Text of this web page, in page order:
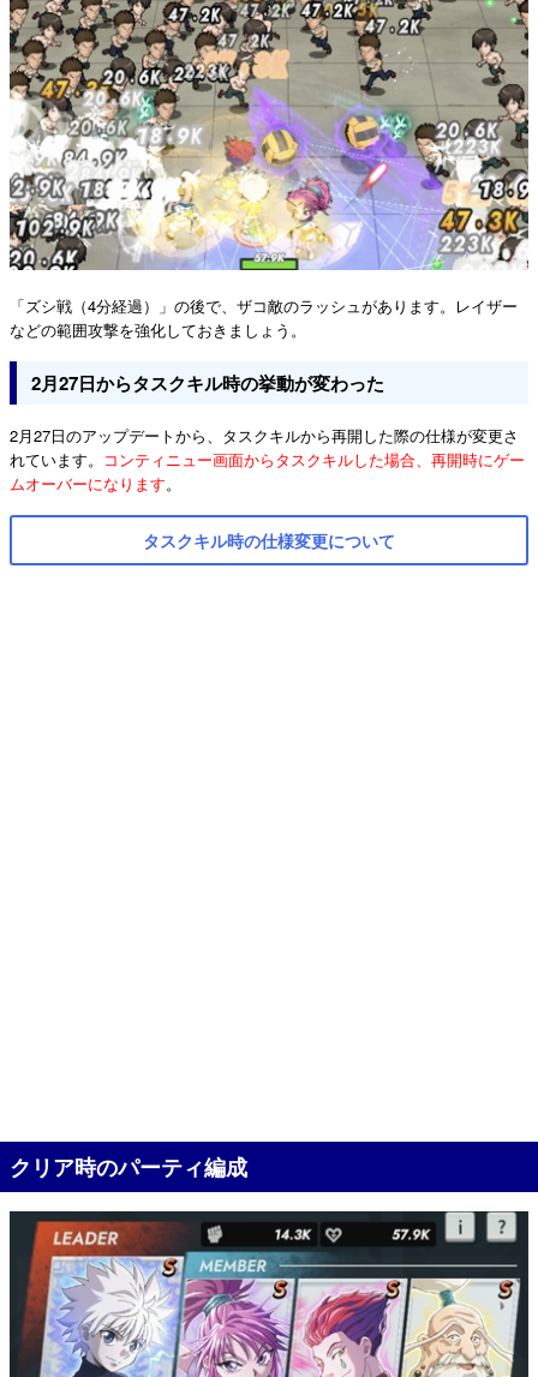
「ズシ戦（4分経過）」の後で、ザコ敵のラッシュがあります。レイザー
などの範囲攻撃を強化しておきましょう。
2月27日からタスクキル時の挙動が変わった
2月27日のアップデートから、タスクキルから再開した際の仕様が変更さ
れています。 コンティニュー画面からタスクキルした場合、再開時にゲー
ムオーバーになります。
タスクキル時の仕様変更について
クリア時のパーティ編成